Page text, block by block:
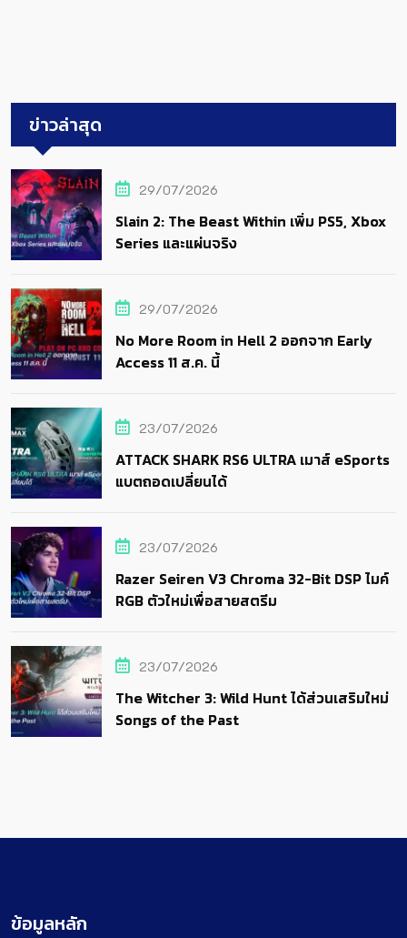
ข่าวล่าสุด
29/07/2026
Slain 2: The Beast Within เพิ่ม PS5, Xbox
Series และแผ่นจริง
29/07/2026
No More Room in Hell 2 ออกจาก Early
Access 11 ส.ค. นี้
23/07/2026
ATTACK SHARK RS6 ULTRA เมาส์ eSports
แบตถอดเปลี่ยนได้
23/07/2026
Razer Seiren V3 Chroma 32-Bit DSP ไมค์
RGB ตัวใหม่เพื่อสายสตรีม
23/07/2026
The Witcher 3: Wild Hunt ได้ส่วนเสริมใหม่
Songs of the Past
ข้อมูลหลัก